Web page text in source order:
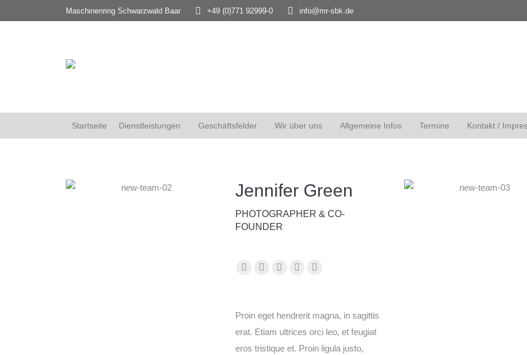
Maschinenring Schwarzwald Baar +49 (0)771 92999-0 info@mr-sbk.de
Startseite Dienstleistungen Geschäftsfelder Wir über uns Allgemeine Infos Termine Kontakt /
Jennifer Green
PHOTOGRAPHER & CO-
FOUNDER
in
new
window
in
new
window
in
new
window
in
new
window
in
new
window
Proin eget hendrerit magna, in sagittis
erat. Etiam ultrices orci leo, et feugiat
eros tristique et. Proin ligula justo,